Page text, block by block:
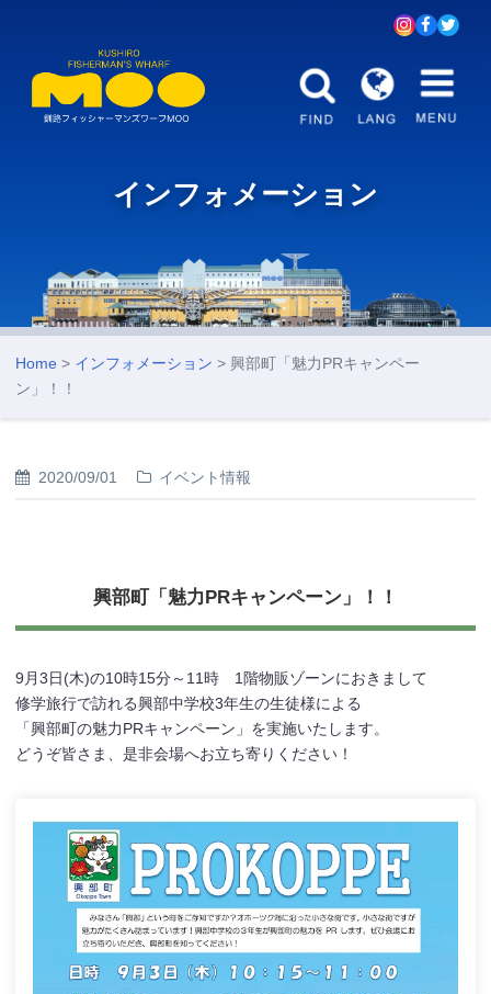
インフォメーション
Home > インフォメーション > 興部町「魅力PRキャンペー
ン」！！
2020/09/01 イベント情報
興部町「魅力PRキャンペーン」！！
9月3日(木)の10時15分～11時 1階物販ゾーンにおきまして
修学旅行で訪れる興部中学校3年生の生徒様による
「興部町の魅力PRキャンペーン」を実施いたします。
どうぞ皆さま、是非会場へお立ち寄りください！